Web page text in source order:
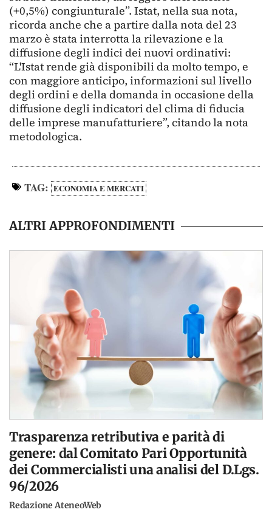
(+0,5%) congiunturale”. Istat, nella sua nota,
ricorda anche che a partire dalla nota del 23
marzo è stata interrotta la rilevazione e la
diffusione degli indici dei nuovi ordinativi:
“L'Istat rende già disponibili da molto tempo, e
con maggiore anticipo, informazioni sul livello
degli ordini e della domanda in occasione della
diffusione degli indicatori del clima di fiducia
delle imprese manufatturiere”, citando la nota
metodologica.
TAG: ECONOMIA E MERCATI
ALTRI APPROFONDIMENTI
Trasparenza retributiva e parità di
genere: dal Comitato Pari Opportunità
dei Commercialisti una analisi del D.Lgs.
96/2026
Redazione AteneoWeb